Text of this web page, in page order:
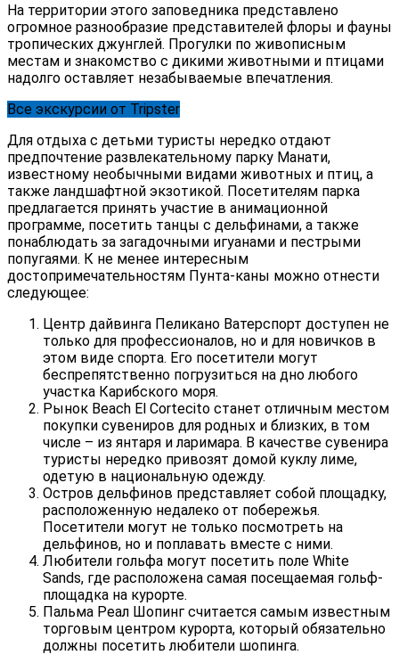
На территории этого заповедника представлено
огромное разнообразие представителей флоры и фауны
тропических джунглей. Прогулки по живописным
местам и знакомство с дикими животными и птицами
надолго оставляет незабываемые впечатления.
Все экскурсии от Tripster
Для отдыха с детьми туристы нередко отдают
предпочтение развлекательному парку Манати,
известному необычными видами животных и птиц, а
также ландшафтной экзотикой. Посетителям парка
предлагается принять участие в анимационной
программе, посетить танцы с дельфинами, а также
понаблюдать за загадочными игуанами и пестрыми
попугаями. К не менее интересным
достопримечательностям Пунта-каны можно отнести
следующее:
Центр дайвинга Пеликано Ватерспорт доступен не
только для профессионалов, но и для новичков в
этом виде спорта. Его посетители могут
беспрепятственно погрузиться на дно любого
участка Карибского моря.
Рынок Beach El Cortecito станет отличным местом
покупки сувениров для родных и близких, в том
числе – из янтаря и ларимара. В качестве сувенира
туристы нередко привозят домой куклу лиме,
одетую в национальную одежду.
Остров дельфинов представляет собой площадку,
расположенную недалеко от побережья.
Посетители могут не только посмотреть на
дельфинов, но и поплавать вместе с ними.
Любители гольфа могут посетить поле White
Sands, где расположена самая посещаемая гольф-
площадка на курорте.
Пальма Реал Шопинг считается самым известным
торговым центром курорта, который обязательно
должны посетить любители шопинга.